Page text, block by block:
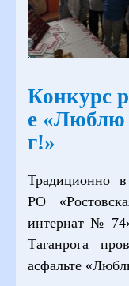
Конкурс
е «Люблю
г!»
Традиционно
РО
интернат №
Таганрога
асфальте